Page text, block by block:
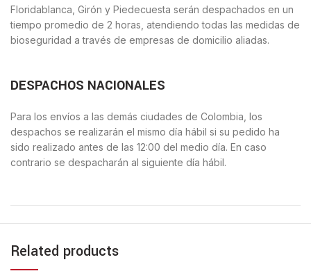
Floridablanca, Girón y Piedecuesta serán despachados en un
tiempo promedio de 2 horas, atendiendo todas las medidas de
bioseguridad a través de empresas de domicilio aliadas.
DESPACHOS NACIONALES
Para los envíos a las demás ciudades de Colombia, los
despachos se realizarán el mismo día hábil si su pedido ha
sido realizado antes de las 12:00 del medio día. En caso
contrario se despacharán al siguiente día hábil.
Related products